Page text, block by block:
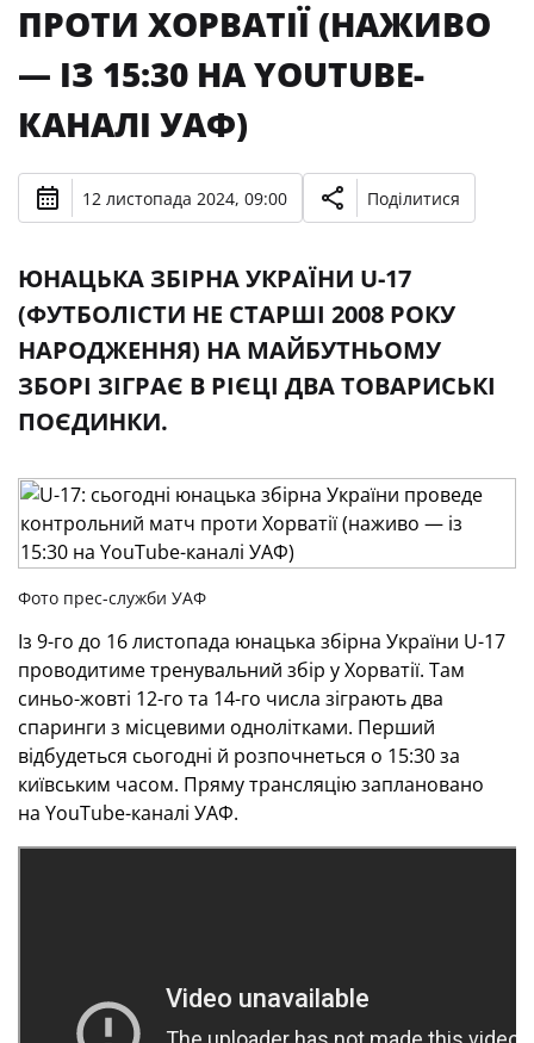
ПРОТИ ХОРВАТІЇ (НАЖИВО
— ІЗ 15:30 НА YOUTUBE-
КАНАЛІ УАФ)
12 листопада 2024, 09:00 Поділитися
ЮНАЦЬКА ЗБІРНА УКРАЇНИ U-17
(ФУТБОЛІСТИ НЕ СТАРШІ 2008 РОКУ
НАРОДЖЕННЯ) НА МАЙБУТНЬОМУ
ЗБОРІ ЗІГРАЄ В РІЄЦІ ДВА ТОВАРИСЬКІ
ПОЄДИНКИ.
Фото прес-служби УАФ
Із 9-го до 16 листопада юнацька збірна України U-17
проводитиме тренувальний збір у Хорватії. Там
синьо-жовті 12-го та 14-го числа зіграють два
спаринги з місцевими однолітками. Перший
відбудеться сьогодні й розпочнеться о 15:30 за
київським часом. Пряму трансляцію заплановано
на YouTube-каналі УАФ.